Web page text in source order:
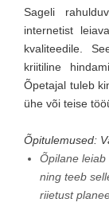
Sageli
internetist
kvaliteedile.
kriitiline
Õpetajal tuleb
ühe või teise
Õpitulemused:
Õpilane
ning teeb
riietust